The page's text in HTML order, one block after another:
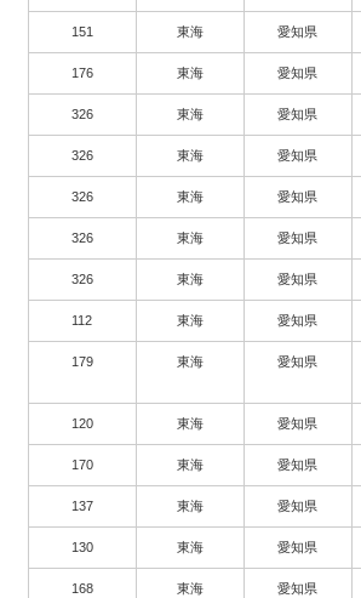
151 東海 愛知県
176 東海 愛知県
326 東海 愛知県
326 東海 愛知県
326 東海 愛知県
326 東海 愛知県
326 東海 愛知県
112 東海 愛知県
179 東海 愛知県
120 東海 愛知県
170 東海 愛知県
137 東海 愛知県
130 東海 愛知県
168 東海 愛知県